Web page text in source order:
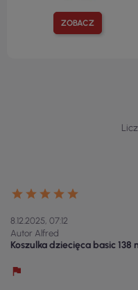
ZOBACZ
8.12.2025, 07:12
Autor Alfred
Koszulka dziecięca basic